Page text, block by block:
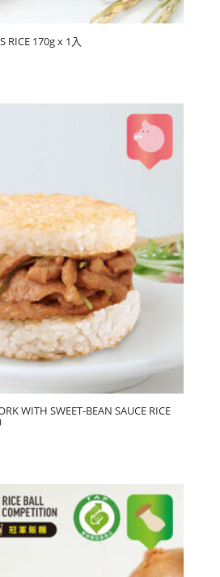
RICE 170g x 1入
WITH SWEET-BEAN SAUCE RICE